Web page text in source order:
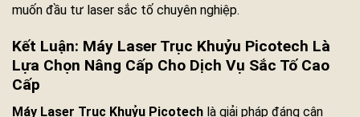
muốn đầu tư laser sắc tố chuyên nghiệp.
Kết Luận: Máy Laser Trục Khuỷu Picotech Là
Lựa Chọn Nâng Cấp Cho Dịch Vụ Sắc Tố Cao
Cấp
Máy Laser Trục Khuỷu Picotech là giải pháp đáng cân